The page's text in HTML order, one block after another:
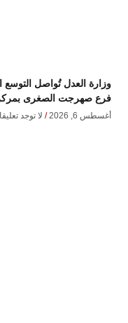
وزارة العدل تُواصل التوسع
فرع صهرجت الصغرى بمركز
أغسطس 6, 2026 لا توجد